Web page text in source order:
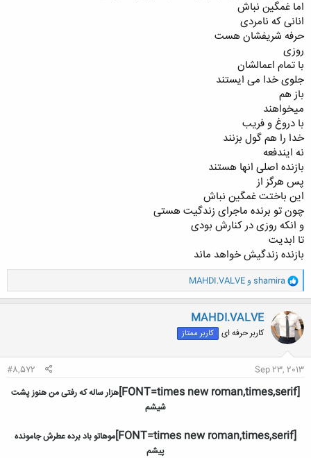
اما غمگین نباش
انانی که نامردی
حرفه شریفشان هست
روزی
با تمام اعمالشان
جلوی خدا می ایستند
باز هم
میخواهند
با دروغ و فریب
خدا را هم گول بزنند
نه ایندفعه
بازنده اصلی انها هستند
پس هرگز از
این باختت غمگین نباش
چون تو برنده ماجرای زندگیت هستی
و انکه روزی در کنارش بودی
تا ابدیت
بازنده زندگیش خواهد ماند
و
ا
ک
ن
ش
ه
ا
shamira وMAHDI.VALVE
MAHDI.VALVE
کاربر حرفه ای کاربر ممتاز
Sep 23, 2013
#8,572
[FONT=times new roman,times,serif]
هزار ساله که رفتی من هنوز پشت
شیشم
[FONT=times new roman,times,serif]
موهاتو باد برده عطرش جامونده
پیشم